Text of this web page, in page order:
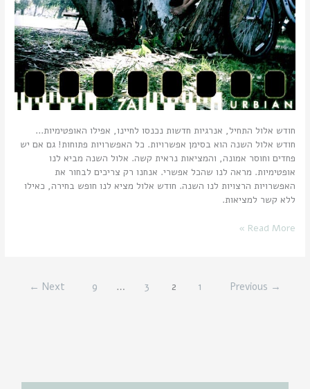
חודש אלול התחיל, אנרגיות חדשות נכנסו לחיינו, אפילו האופטימיות…
חודש אלול השנה הוא בסימן אפשרויות. כל האפשרויות פתוחות! גם אם יש
פחדים וחוסר אמונה, והמציאות נראית קשה. אלול השנה מביא לנו
אופטימיות. מראה לנו שהכל אפשרי. אנחנו רק צריכים לבחור את
האפשרויות הרצויות לנו השנה. חודש אלול מציא לנו חופש בחירה, כאילו
ללא קשר למציאות.
Read More »
→
1
2
3
…
9
Next
←